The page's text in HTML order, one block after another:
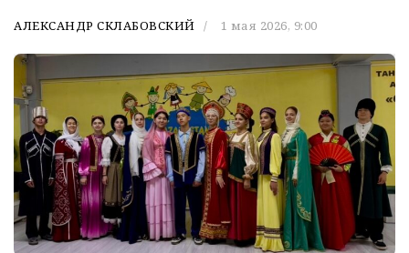
АЛЕКСАНДР СКЛАБОВСКИЙ 1 мая 2026, 9:00